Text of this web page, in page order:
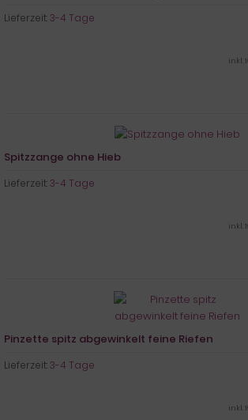
Lieferzeit:3-4 Tage
inkl.
Spitzzange ohne Hieb
Lieferzeit:3-4 Tage
inkl.
Pinzette spitz abgewinkelt feine Riefen
Lieferzeit:3-4 Tage
inkl.